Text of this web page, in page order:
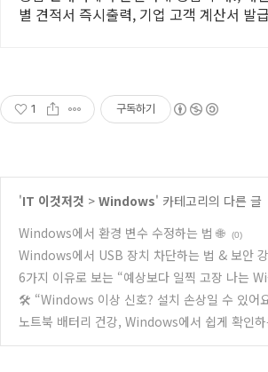
별 견적서 즉시출력, 기업 고객 계산서 발
1 구독하기
'IT 이것저것 > Windows' 카테고리의 다른 글
Windows에서 환경 변수 수정하는 법 🌐
(0)
Windows에서 USB 장치 차단하는 법 & 보안
6가지 이유로 보는 “예상보다 일찍 고장 나는
🛠️ “Windows 이상 신호? 설치 손상일 수 있어
노트북 배터리 건강, Windows에서 쉽게 확인하